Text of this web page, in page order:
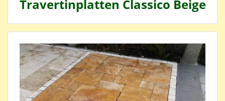
Travertinplatten Classico Beige